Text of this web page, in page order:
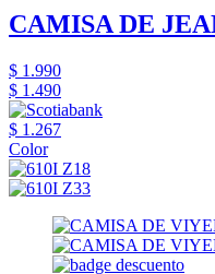
CAMISA DE
$ 1.990
$ 1.490
$ 1.267
Color